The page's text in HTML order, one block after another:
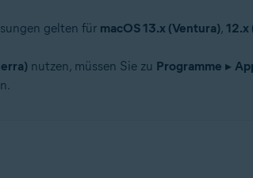
gelten für macOS 13.x (Ventura),
nutzen, müssen Sie zu Programme ▸